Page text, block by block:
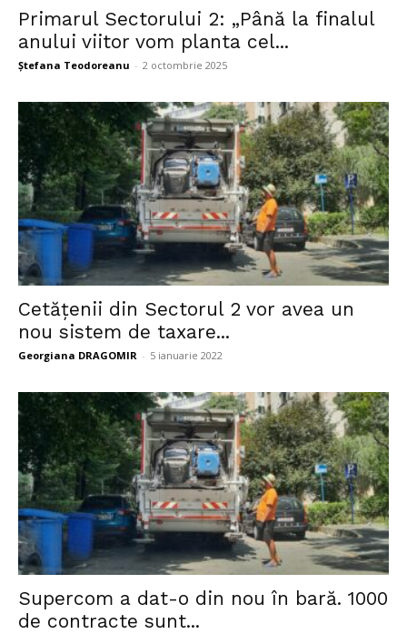
Primarul Sectorului 2: „Până la finalul
anului viitor vom planta cel...
Ștefana Teodoreanu - 2 octombrie 2025
Cetățenii din Sectorul 2 vor avea un
nou sistem de taxare...
Georgiana DRAGOMIR - 5 ianuarie 2022
Supercom a dat-o din nou în bară. 1000
de contracte sunt...